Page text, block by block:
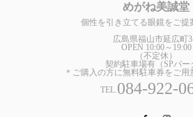
めがね美誠堂
個性を引き立てる眼鏡をご提
広島県福山市延広町
OPEN 10:00～19:00
（不定休）
契約駐車場有（SPパー
＊ご購入の方に無料駐車券をご用
TEL.084-922-